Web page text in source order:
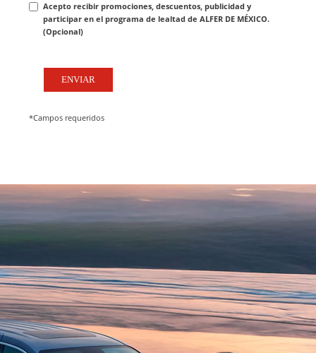
Acepto recibir promociones, descuentos, publicidad y
participar en el programa de lealtad de ALFER DE MÉXICO.
(Opcional)
ENVIAR
*Campos requeridos